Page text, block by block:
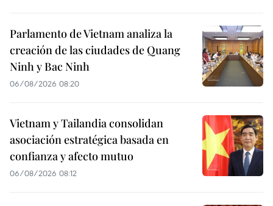
Parlamento de Vietnam analiza la
creación de las ciudades de Quang
Ninh y Bac Ninh
06/08/2026 08:20
Vietnam y Tailandia consolidan
asociación estratégica basada en
confianza y afecto mutuo
06/08/2026 08:12